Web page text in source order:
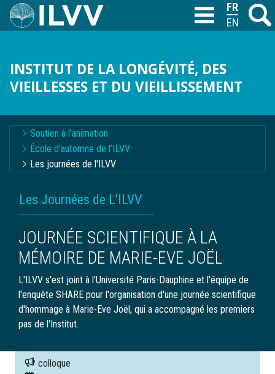
Aller
au
M
INSTITUT DE LA LONGÉVITÉ, DES
VIEILLESSES ET DU VIEILLISSEMENT
T
Navigation
contextuelle
Soutien à l'animation
École d’automne de l’ILVV
Les journées de l'ILVV
FIL
D'ARIANE
Les Journées de L'ILVV
JOURNÉE SCIENTIFIQUE À LA
MÉMOIRE DE MARIE-EVE JOËL
L'ILVV s'est joint à l'Université Paris-Dauphine et l'équipe de
l'enquête SHARE pour l'organisation d'une journée scientifique
d'hommage à Marie-Eve Joël, qui a accompagné les premiers
pas de l'Institut.
colloque
FRANÇAIS
ENGLISH